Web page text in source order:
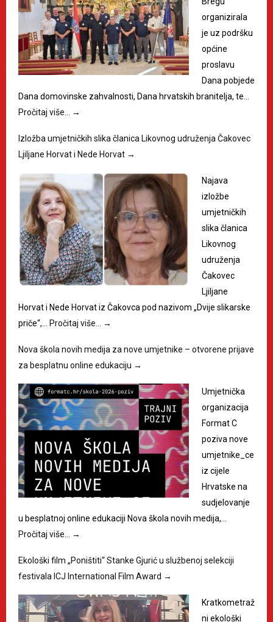
organizirala
je uz podršku
općine
proslavu
Dana pobjede
Dana domovinske zahvalnosti, Dana hrvatskih branitelja, te…
Pročitaj više…
→
Izložba umjetničkih slika članica Likovnog udruženja Čakovec
Ljiljane Horvat i Nede Horvat →
Najava
izložbe
umjetničkih
slika članica
Likovnog
udruženja
Čakovec
Ljiljane
Horvat i Nede Horvat iz Čakovca pod nazivom „Dvije slikarske
priče“,…
Pročitaj više… →
Nova škola novih medija za nove umjetnike – otvorene prijave
za besplatnu online edukaciju →
Umjetnička
organizacija
Format C
poziva nove
umjetnike_ce
iz cijele
Hrvatske na
sudjelovanje
u besplatnoj online edukaciji Nova škola novih medija,…
Pročitaj više…
→
Ekološki film „Poništiti“ Stanke Gjurić u službenoj selekciji
festivala ICJ International Film Award →
Kratkometraž
ni ekološki